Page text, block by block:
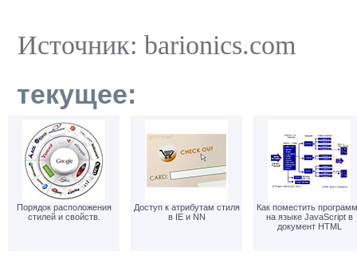
Источник: barionics.com
текущее:
Порядок расположения
стилей и свойств.
Доступ к атрибутам стиля
в IE и NN
Как поместить
на языке JavaScript в
документ HTML